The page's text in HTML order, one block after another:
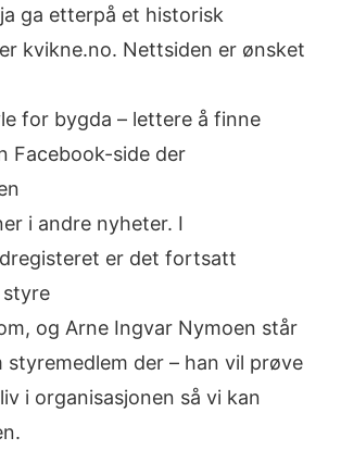
ga etterpå et historisk
kvikne.no. Nettsiden er ønsket
for bygda – lettere å finne
Facebook-side der
i andre nyheter. I
er det fortsatt
og Arne Ingvar Nymoen står
der – han vil prøve
i organisasjonen så vi kan